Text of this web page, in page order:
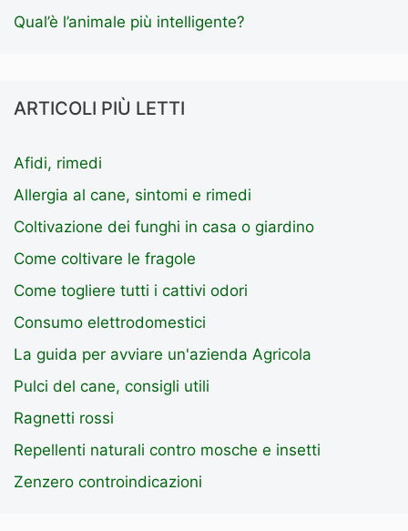
Qual’è l’animale più intelligente?
ARTICOLI PIÙ LETTI
Afidi, rimedi
Allergia al cane, sintomi e rimedi
Coltivazione dei funghi in casa o giardino
Come coltivare le fragole
Come togliere tutti i cattivi odori
Consumo elettrodomestici
La guida per avviare un'azienda Agricola
Pulci del cane, consigli utili
Ragnetti rossi
Repellenti naturali contro mosche e insetti
Zenzero controindicazioni